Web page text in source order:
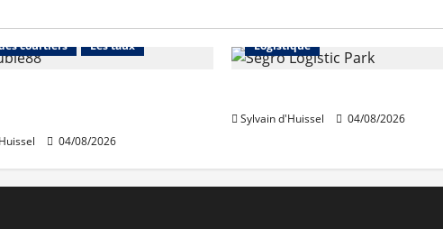
courtiers
Les taux
04/08/2026
Logistique
Sylvain d'Huissel 04/08/2026